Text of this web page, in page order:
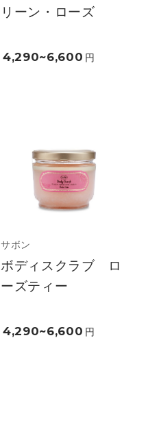
リーン・ローズ
4,290~6,600 円
サボン
ボディスクラブ ロ
ーズティー
4,290~6,600 円